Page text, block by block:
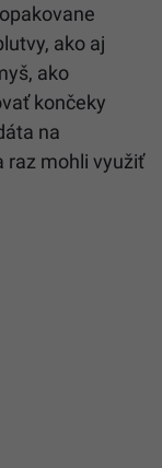
ako aj
ako
končeky
na
raz mohli využiť